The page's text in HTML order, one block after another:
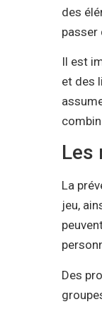
des
passer
Il est
et des
Les
La
jeu,
Des